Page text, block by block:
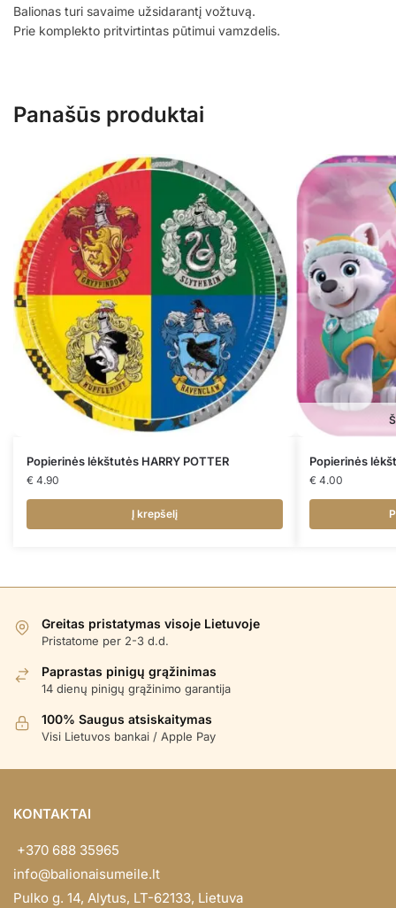
Balionas turi savaime užsidarantį vožtuvą.
Prie komplekto pritvirtintas pūtimui vamzdelis.
Panašūs produktai
Popierinės lėkštutės HARRY POTTER
€ 4.90
Į krepšelį
Popierinės
€ 4.00
Greitas pristatymas visoje Lietuvoje
Pristatome per 2-3 d.d.
Paprastas pinigų grąžinimas
14 dienų pinigų grąžinimo garantija
100% Saugus atsiskaitymas
Visi Lietuvos bankai / Apple Pay
KONTAKTAI
+370 688 35965
info@balionaisumeile.lt
Pulko g. 14, Alytus, LT-62133, Lietuva